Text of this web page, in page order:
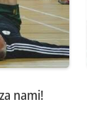
nami!